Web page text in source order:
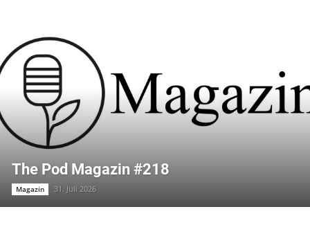
The Pod Magazin #218
Magazin 31. Juli 2026